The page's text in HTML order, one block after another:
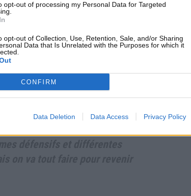
opt-out of processing my Personal Data for Targeted
opt-out of Collection, Use, Retention, Sale, and/or Sharing
Data that Is Unrelated with the Purposes for which it
CONFIRM
Data Deletion Data Access Privacy Policy
Lakers, désormais battus cinq fois lors de leurs
tour contre Houston.
d'abandonner.
déclaré le coach des Lakers.